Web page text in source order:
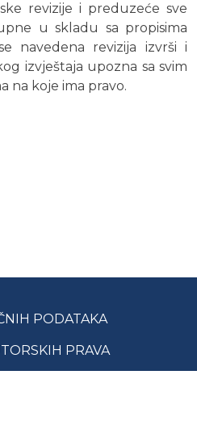
revizije i preduzeće sve
u skladu sa propisima
navedena revizija izvrši i
izvještaja upozna sa svim
na koje ima pravo.
PODATAKA
PRAVA